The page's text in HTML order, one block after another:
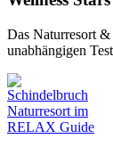
Das Naturresort &
unabhängigen